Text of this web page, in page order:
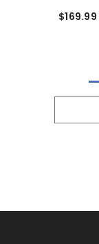
Tesla Model X
$169.99